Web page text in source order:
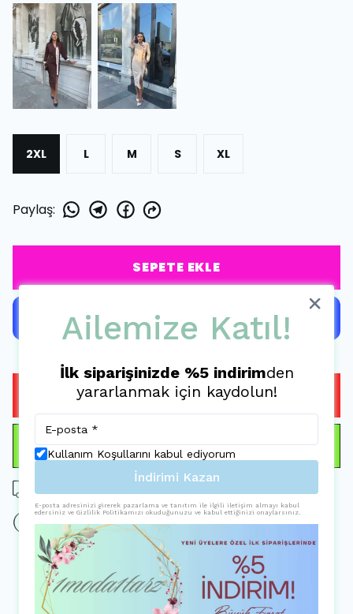
2XL L M S XL
Paylaş:
SEPETE EKLE
HEMEN AL
WHATSAPP
Tüm siparişlerde ücretsiz kargo
15 gün içinde iade değişim
Ürün Açıklaması
Ailemize Katıl!
İlk siparişinizde %5 indirimden
yararlanmak için kaydolun!
Kullanım Koşullarını kabul ediyorum
İndirimi Kazan
E-posta adresinizi girerek pazarlama ve tanıtım ile ilgili iletişim almayı kabul
edersiniz ve Gizlilik Politikamızı okuduğunuzu ve kabul ettiğinizi onaylarsınız.